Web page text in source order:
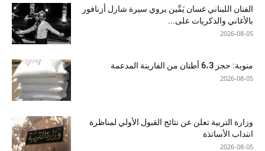
الفنان اللبناني غسان يَمِّين يروي سيرة شارل أزنافور
بالأغاني والذكريات على...
2026-08-05
منوبة: حجز 6،3 أطنان من الفارينة المدعمة
2026-08-05
وزارة التربية تعلن عن نتائج القبول الأولي لمناظرة
انتداب الأساتذة
2026-08-05